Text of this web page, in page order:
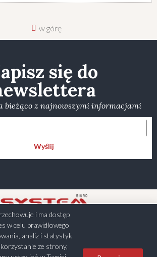
w górę
się do
bieżąco z najnowszymi informacjami
Wyślij
i ma dostęp
w celu prawidłowego
analiz i statystyk
ze strony,